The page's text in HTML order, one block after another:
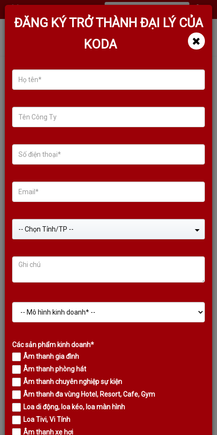
LOA CỘT KODA KLS-440
LOA CỘT KODA KLS-440
Giá: Liên hệ
Loa thông báo KODA KLS-440
Tình trạng: Còn hàng
ĐĂNG KÝ TRỞ THÀNH ĐẠI LÝ CỦA
KODA
-- Chọn Tỉnh/TP --
Các sản phẩm kinh doanh*
Âm thanh gia đình
Âm thanh phòng hát
Âm thanh chuyên nghiệp sự kiện
Âm thanh đa vùng Hotel, Resort, Cafe, Gym
Loa di động, loa kéo, loa màn hình
Loa Tivi, Vi Tính
Âm thanh xe hơi